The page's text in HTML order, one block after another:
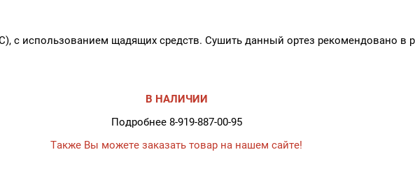
с использованием щадящих средств. Сушить данный ортез рекомендовано в
В НАЛИЧИИ
Подробнее 8-919-887-00-95
Также Вы можете заказать товар на нашем сайте!